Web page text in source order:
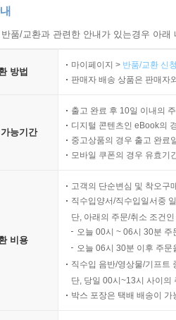
이하다’는 서평들에 기대지 말고
희망의 가능성에 대한 어떻게 보면
소설을 읽으며 화자의 억눌린 사
답답해진다. 이 책을 다 읽은 독자
학적 전통을 이으면서도 이 소설만
품/교환과 관련한 안내가 있는경우 아
방법
마이페이지 > 반품/교환 신
판매자 배송 상품은 판매자
능기간
출고 완료 후 10일 이내의
디지털 콘텐츠인 eBook의
중고상품의 경우 출고 완료
모바일 쿠폰의 경우 유효기
비용
고객의 단순변심 및 착오구
직수입양서/직수입일서중
단, 아래의 주문/취소 조건
오늘 00시 ~ 06시 30분
오늘 06시 30분 이후 주
직수입 음반/영상물/기프트
단, 당일 00시~13시 사이의
박스 포장은 택배 배송이